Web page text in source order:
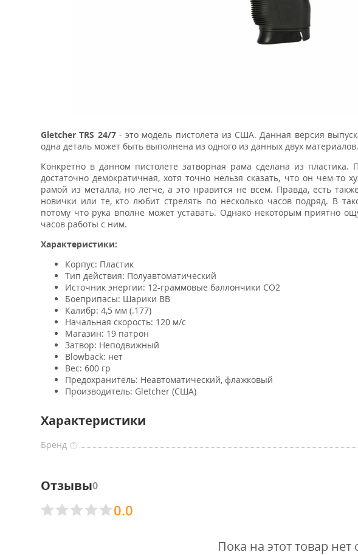
Gletcher TRS 24/7- это модель пистолета из США. Данная версия
одна деталь может быть выполнена из одного из данных двух материалов.
Конкретно в данном пистолете затворная рама сделана из
достаточно демократичная, хотя точно нельзя сказать, что он чем-то
рамой из металла, но легче, а это нравится не всем. Правда, есть
новички или те, кто любит стрелять по несколько часов подряд. В
потому что рука вполне может уставать. Однако некоторым приятно
часов работы с ним.
Характеристики:
Корпус: Пластик
Тип действия: Полуавтоматический
Источник энергии: 12-граммовые баллончики CO2
Боеприпасы: Шарики BB
Калибр: 4,5 мм (.177)
Начальная скорость: 120 м/с
Магазин: 19 патрон
Затвор: Неподвижный
Blowback: нет
Вес: 600 гр
Предохранитель: Неавтоматический, флажковый
Производитель: Gletcher (США)
Характеристики
Бренд ?
Отзывы0
0.0
Пока на этот товар